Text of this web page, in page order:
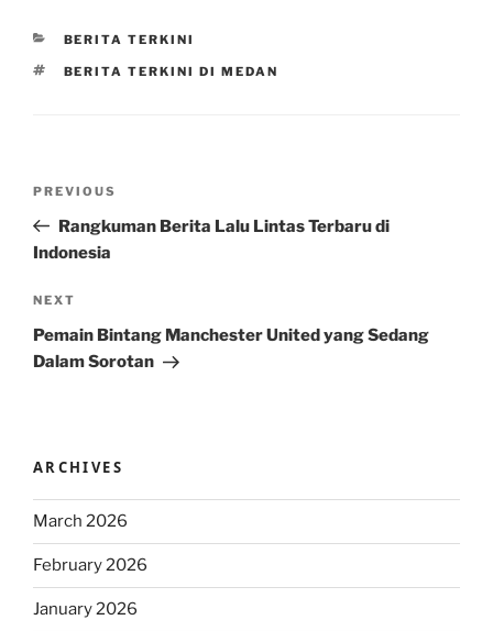
CATEGORIES
BERITA TERKINI
TAGS
BERITA TERKINI DI MEDAN
Previous
Post
PREVIOUS
Rangkuman Berita Lalu Lintas Terbaru di
Indonesia
Next
Post
NEXT
Pemain Bintang Manchester United yang Sedang
Dalam Sorotan
ARCHIVES
March 2026
February 2026
January 2026